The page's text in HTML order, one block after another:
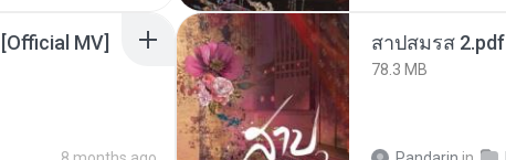
MV] สาปสมรส 2.pdf
78.3 MB